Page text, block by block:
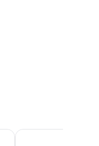
노이노보텔 스위츠 하노이